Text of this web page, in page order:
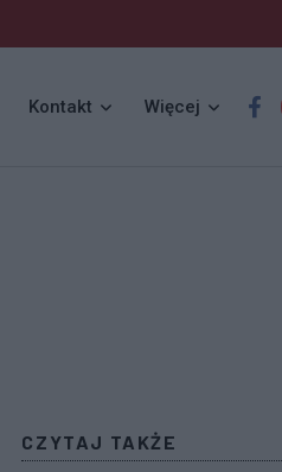
Kontakt Więcej
CZYTAJ TAKŻE